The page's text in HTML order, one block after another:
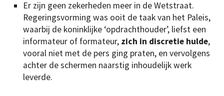
Er zijn geen zekerheden meer in de Wetstraat.
Regeringsvorming was ooit de taak van het Paleis,
waarbij de koninklijke ‘opdrachthouder’, liefst een
informateur of formateur, zich in discretie hulde,
vooral niet met de pers ging praten, en vervolgens
achter de schermen naarstig inhoudelijk werk
leverde.